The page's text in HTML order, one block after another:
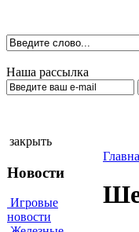
Наша рассылка
закрыть
Новости
Игровые
новости